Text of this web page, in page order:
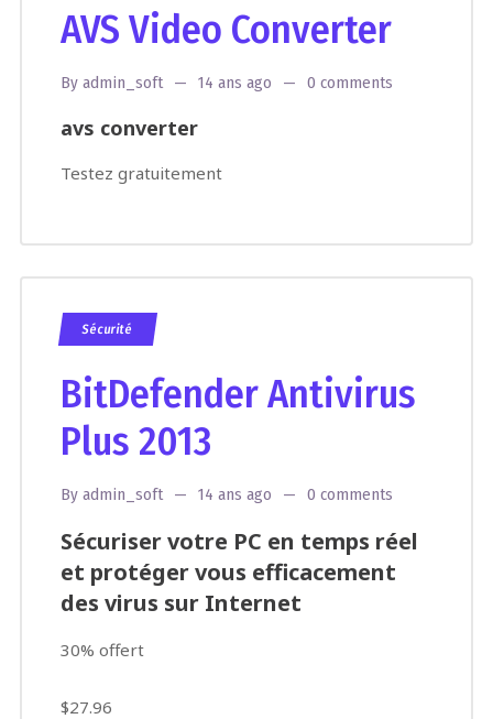
AVS Video Converter
By admin_soft 14 ans ago 0 comments
avs converter
Testez gratuitement
Sécurité
BitDefender Antivirus
Plus 2013
By admin_soft 14 ans ago 0 comments
Sécuriser votre PC en temps réel
et protéger vous efficacement
des virus sur Internet
30% offert
$27.96